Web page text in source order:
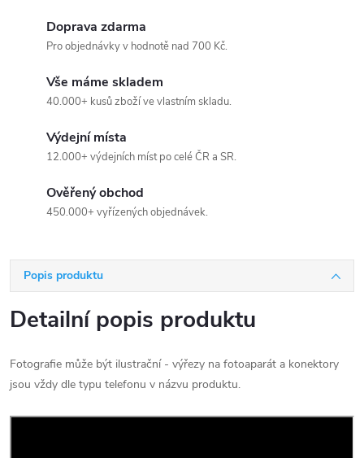
Doprava zdarma
Pro objednávky v hodnotě nad 700 Kč.
Vše máme skladem
40.000+ kusů zboží ve vlastním skladu.
Výdejní místa
12.000+ výdejních míst po celé ČR a SR.
Ověřený obchod
450.000+ vyřízených objednávek.
Popis produktu
Detailní popis produktu
Fotografie může být ilustrační - výřezy na fotoaparát a konektory
jsou vždy dle typu telefonu v názvu produktu.